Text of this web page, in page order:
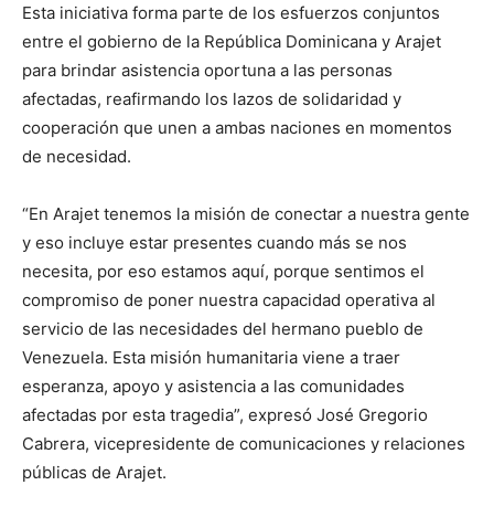
Esta iniciativa forma parte de los esfuerzos conjuntos
entre el gobierno de la República Dominicana y Arajet
para brindar asistencia oportuna a las personas
afectadas, reafirmando los lazos de solidaridad y
cooperación que unen a ambas naciones en momentos
de necesidad.
“En Arajet tenemos la misión de conectar a nuestra gente
y eso incluye estar presentes cuando más se nos
necesita, por eso estamos aquí, porque sentimos el
compromiso de poner nuestra capacidad operativa al
servicio de las necesidades del hermano pueblo de
Venezuela. Esta misión humanitaria viene a traer
esperanza, apoyo y asistencia a las comunidades
afectadas por esta tragedia”, expresó José Gregorio
Cabrera, vicepresidente de comunicaciones y relaciones
públicas de Arajet.